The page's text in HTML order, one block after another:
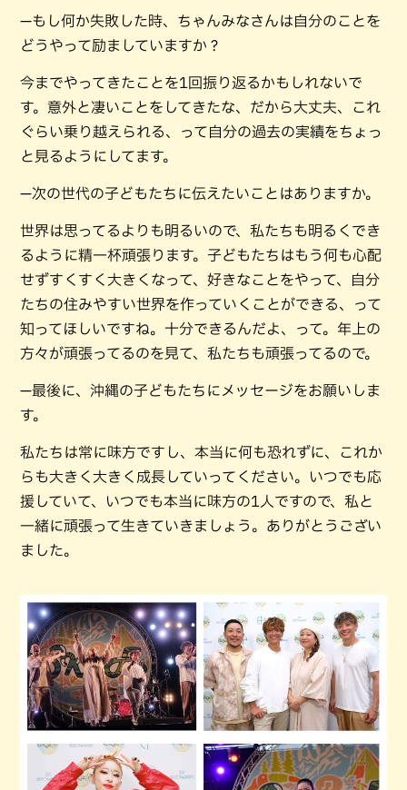
—もし何か失敗した時、ちゃんみなさんは自分のことを
どうやって励ましていますか？
今までやってきたことを1回振り返るかもしれないで
す。意外と凄いことをしてきたな、だから大丈夫、これ
ぐらい乗り越えられる、って自分の過去の実績をちょっ
と見るようにしてます。
—次の世代の子どもたちに伝えたいことはありますか。
世界は思ってるよりも明るいので、私たちも明るくでき
るように精一杯頑張ります。子どもたちはもう何も心配
せずすくすく大きくなって、好きなことをやって、自分
たちの住みやすい世界を作っていくことができる、って
知ってほしいですね。十分できるんだよ、って。年上の
方々が頑張ってるのを見て、私たちも頑張ってるので。
—最後に、沖縄の子どもたちにメッセージをお願いしま
す。
私たちは常に味方ですし、本当に何も恐れずに、これか
らも大きく大きく成長していってください。いつでも応
援していて、いつでも本当に味方の1人ですので、私と
一緒に頑張って生きていきましょう。ありがとうござい
ました。